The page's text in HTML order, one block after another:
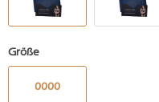
Größe
0000